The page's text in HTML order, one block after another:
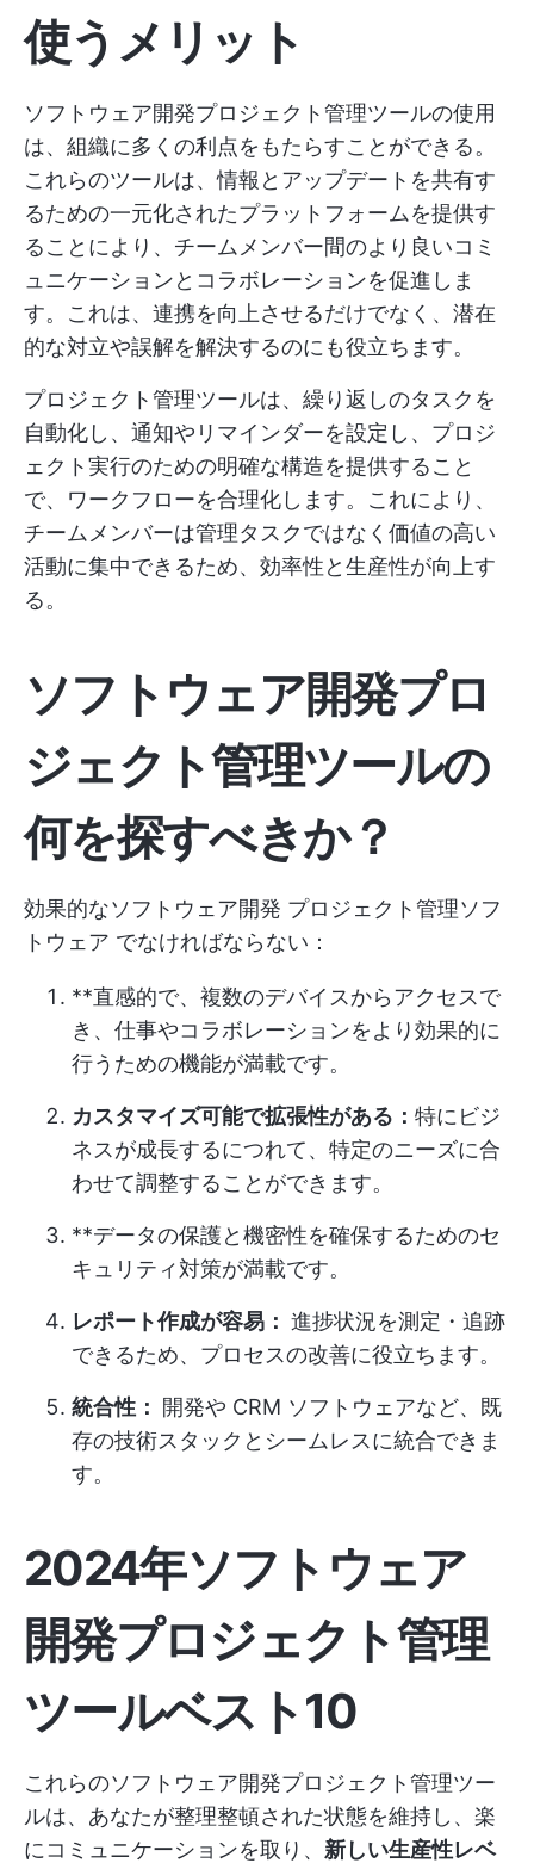
使うメリット
ソフトウェア開発プロジェクト管理ツールの使用
は、組織に多くの利点をもたらすことができる。
これらのツールは、情報とアップデートを共有す
るための一元化されたプラットフォームを提供す
ることにより、チームメンバー間のより良いコミ
ュニケーションとコラボレーションを促進しま
す。これは、連携を向上させるだけでなく、潜在
的な対立や誤解を解決するのにも役立ちます。
プロジェクト管理ツールは、繰り返しのタスクを
自動化し、通知やリマインダーを設定し、プロジ
ェクト実行のための明確な構造を提供すること
で、ワークフローを合理化します。これにより、
チームメンバーは管理タスクではなく価値の高い
活動に集中できるため、効率性と生産性が向上す
る。
ソフトウェア開発プロ
ジェクト管理ツールの
何を探すべきか？
効果的なソフトウェア開発 プロジェクト管理ソフ
トウェア でなければならない：
**直感的で、複数のデバイスからアクセスで
き、仕事やコラボレーションをより効果的に
行うための機能が満載です。
カスタマイズ可能で拡張性がある： 特にビジ
ネスが成長するにつれて、特定のニーズに合
わせて調整することができます。
**データの保護と機密性を確保するためのセ
キュリティ対策が満載です。
レポート作成が容易： 進捗状況を測定・追跡
できるため、プロセスの改善に役立ちます。
統合性： 開発や CRM ソフトウェアなど、既
存の技術スタックとシームレスに統合できま
す。
2024年ソフトウェア
開発プロジェクト管理
ツールベスト10
これらのソフトウェア開発プロジェクト管理ツー
ルは、あなたが整理整頓された状態を維持し、楽
にコミュニケーションを取り、 新しい生産性レベ